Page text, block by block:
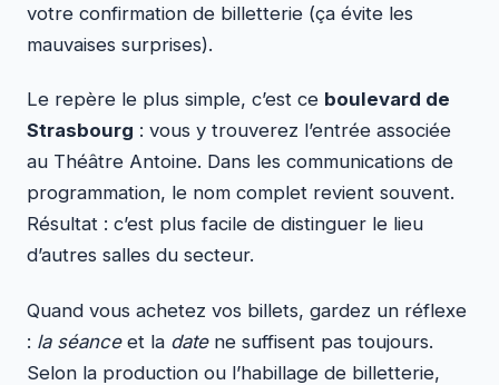
votre confirmation de billetterie (ça évite les
mauvaises surprises).
Le repère le plus simple, c’est ce boulevard de
Strasbourg : vous y trouverez l’entrée associée
au Théâtre Antoine. Dans les communications de
programmation, le nom complet revient souvent.
Résultat : c’est plus facile de distinguer le lieu
d’autres salles du secteur.
Quand vous achetez vos billets, gardez un réflexe
: la séanceet la datene suffisent pas toujours.
Selon la production ou l’habillage de billetterie,